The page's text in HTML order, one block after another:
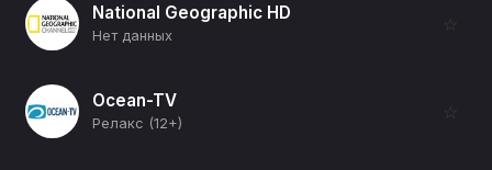
National Geographic HD
Нет данных
☆
Ocean-TV
Релакс (12+)
☆